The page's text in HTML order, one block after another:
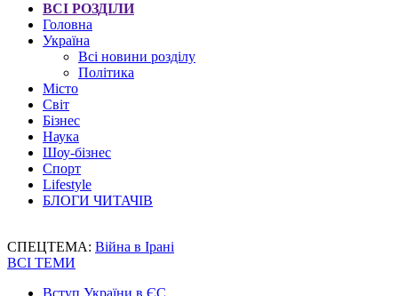
ВСІ РОЗДІЛИ
Головна
Україна
Всі новини розділу
Політика
Місто
Світ
Бізнес
Наука
Шоу-бізнес
Спорт
Lifestyle
БЛОГИ ЧИТАЧІВ
СПЕЦТЕМА: Війна в Ірані
ВСІ ТЕМИ
Вступ України в ЄС